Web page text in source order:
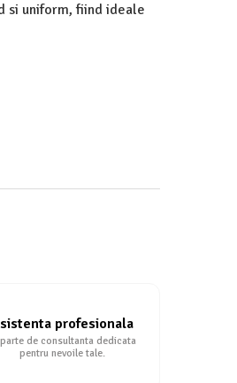
si uniform, fiind ideale
profesionala
de consultanta dedicata
pentru nevoile tale.